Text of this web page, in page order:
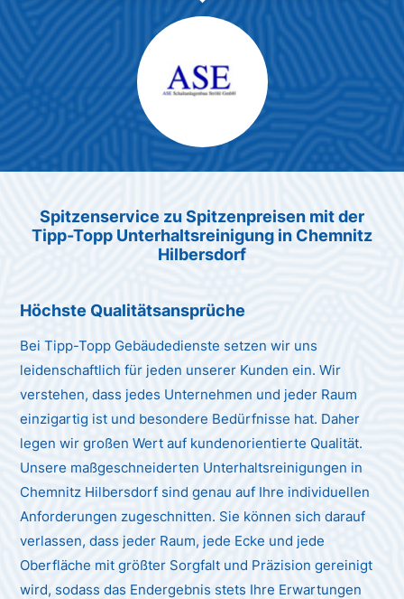
Max Mustermann
Spitzenservice zu Spitzenpreisen mit der
Tipp-Topp Unterhaltsreinigung in Chemnitz
Hilbersdorf
Höchste Qualitätsansprüche
Bei Tipp-Topp Gebäudedienste setzen wir uns
leidenschaftlich für jeden unserer Kunden ein. Wir
verstehen, dass jedes Unternehmen und jeder Raum
einzigartig ist und besondere Bedürfnisse hat. Daher
legen wir großen Wert auf kundenorientierte Qualität.
Unsere maßgeschneiderten Unterhaltsreinigungen in
Chemnitz Hilbersdorf sind genau auf Ihre individuellen
Anforderungen zugeschnitten. Sie können sich darauf
verlassen, dass jeder Raum, jede Ecke und jede
Oberfläche mit größter Sorgfalt und Präzision gereinigt
wird, sodass das Endergebnis stets Ihre Erwartungen